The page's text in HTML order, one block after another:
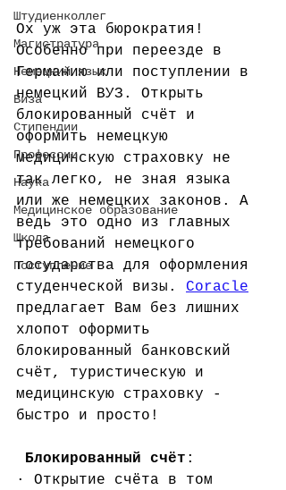
Штудиенколлег
Магистратура
Немецкий язык
Виза
Стипендии
Профессии
Наука
Медицинское образование
Школа
Поступление
Ох уж эта бюрократия!
Особенно при переезде в
Германию или поступлении в
немецкий ВУЗ. Открыть
блокированный счёт и
оформить немецкую
медицинскую страховку не
так легко, не зная языка
или же немецких законов. А
ведь это одно из главных
требований немецкого
государства для оформления
студенческой визы. Coracle
предлагает Вам без лишних
хлопот оформить
блокированный банковский
счёт, туристическую и
медицинскую страховку -
быстро и просто!
Блокированный счёт :
· Открытие счёта в том